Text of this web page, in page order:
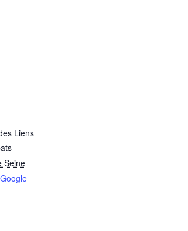
Liens
Seine